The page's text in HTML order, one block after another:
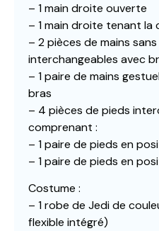
– 1 main droite ouverte
– 1 main droite tenant la
– 2 pièces de mains
interchangeables avec
– 1 paire de mains
bras
– 4 pièces de pieds
comprenant :
– 1 paire de pieds en
– 1 paire de pieds en
Costume :
– 1 robe de Jedi de
flexible intégré)